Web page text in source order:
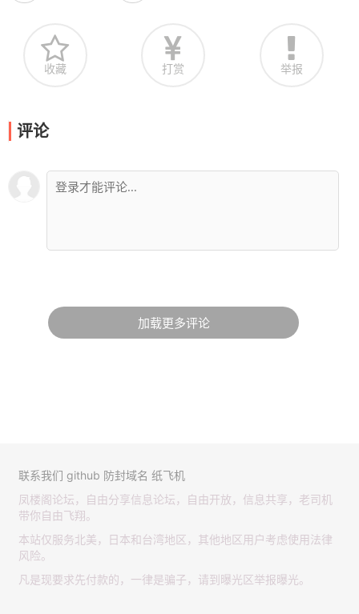
收藏 打赏 举报
评论
加载更多评论
联系我们 github 防封域名 纸飞机
凤楼阁论坛，自由分享信息论坛，自由开放，信息共享，老司机
带你自由飞翔。
本站仅服务北美，日本和台湾地区，其他地区用户考虑使用法律
风险。
凡是现要求先付款的，一律是骗子，请到曝光区举报曝光。